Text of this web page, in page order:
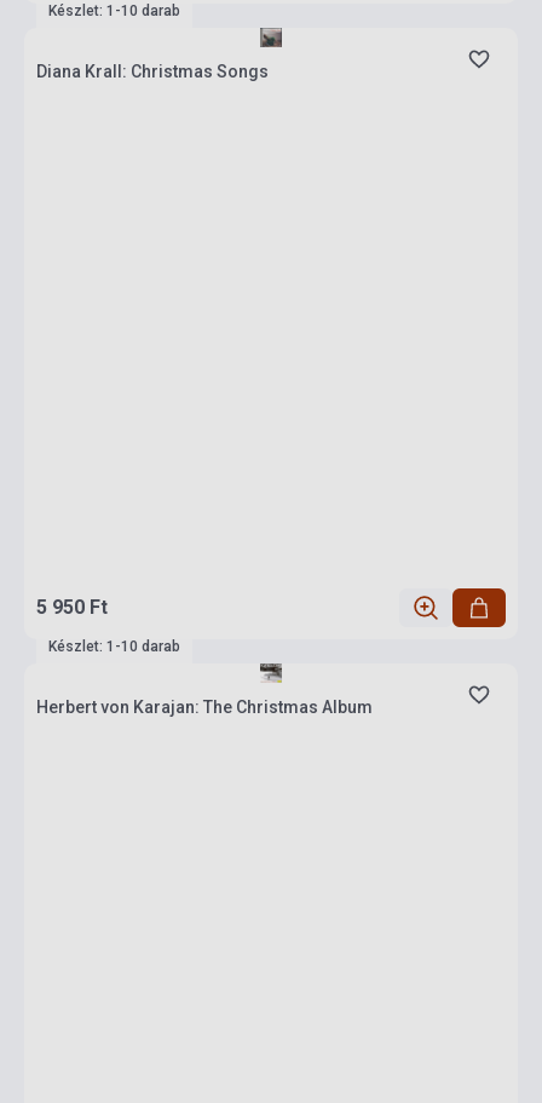
Készlet: 1-10 darab
Diana Krall: Christmas Songs
5 950 Ft
Készlet: 1-10 darab
Herbert von Karajan: The Christmas Album